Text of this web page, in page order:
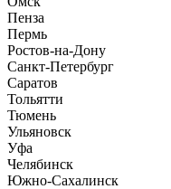
Пенза
Пермь
Ростов-на-Дону
Санкт-Петербург
Саратов
Тольятти
Тюмень
Ульяновск
Уфа
Челябинск
Южно-Сахалинск